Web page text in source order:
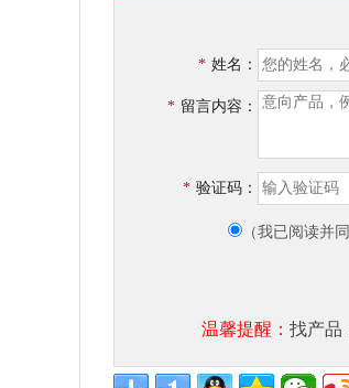
* 姓名：
* 留言内容：
* 验证码：
（我已阅读并
温馨提醒： 找产品